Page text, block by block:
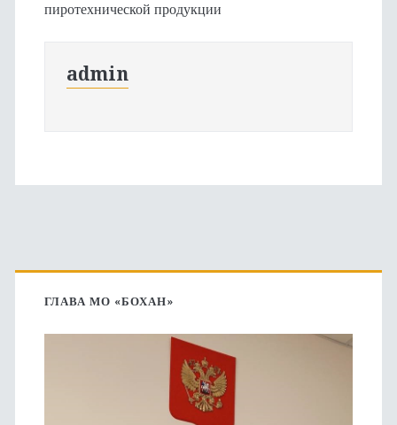
пиротехнической продукции
admin
Основная
боковая
ГЛАВА МО «БОХАН»